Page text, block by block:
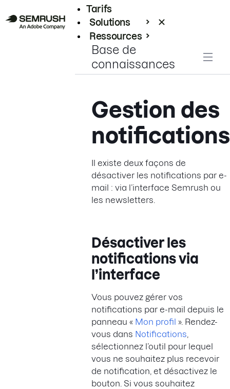
Tarifs
Solutions
Ressources
Entreprises
Base de
connaissances
Gestion des
notifications
Il existe deux façons de
désactiver les notifications par e-
mail : via l’interface Semrush ou
les newsletters.
Désactiver les
notifications via
l’interface
Vous pouvez gérer vos
notifications par e-mail depuis le
panneau « Mon profil ». Rendez-
vous dans Notifications
sélectionnez l’outil pour lequel
vous ne souhaitez plus recevoir
de notification, et désactivez le
bouton. Si vous souhaitez